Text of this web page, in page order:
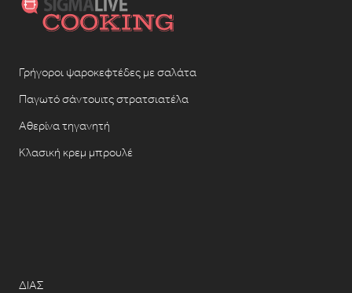
Γρήγοροι ψαροκεφτέδες με σαλάτα
Παγωτό σάντουιτς στρατσιατέλα
Αθερίνα τηγανητή
Κλασική κρεμ μπρουλέ
ΔΙΑΣ